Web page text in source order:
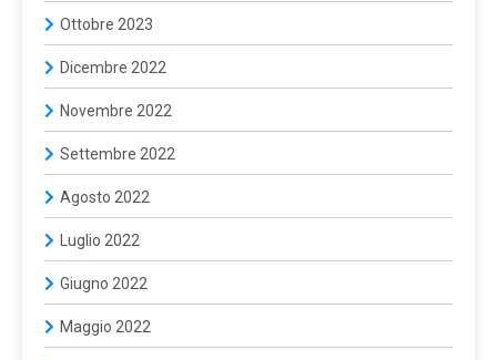
Ottobre 2023
Dicembre 2022
Novembre 2022
Settembre 2022
Agosto 2022
Luglio 2022
Giugno 2022
Maggio 2022